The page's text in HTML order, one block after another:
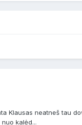
Klausas neatneš tau
nuo kalėd...